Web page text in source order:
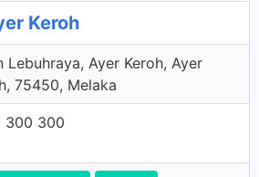
Keroh
Lebuhraya, Ayer Keroh, Ayer
75450, Melaka
300 300